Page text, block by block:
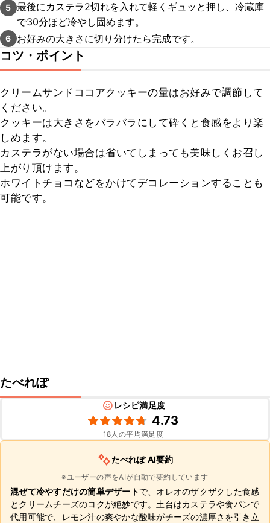
5 最後にカステラ2切れを入れて軽くギュッと押し、冷蔵庫
で30分ほど冷やし固めます。
6 お好みの大きさに切り分けたら完成です。
コツ・ポイント
クリームサンドココアクッキーの量はお好みで調節して
ください。
クッキーは大きさをバラバラにして砕くと食感をより楽
しめます。
カステラがない場合は省いてしまっても美味しくお召し
上がり頂けます。
ホワイトチョコなどをかけてデコレーションすることも
可能です。
たべれぽ
レシピ満足度
4.73
18人の平均満足度
たべれぽ AI要約
※ユーザーの声をAIが自動で要約しています
混ぜて冷やすだけの簡単デザートで、オレオのザクザクした食感
とクリームチーズのコクが絶妙です。土台はカステラや食パンで
代用可能で、レモン汁の爽やかな酸味がチーズの濃厚さを引き立